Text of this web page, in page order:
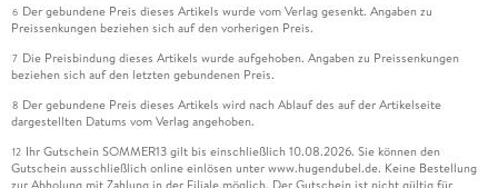
6 Der gebundene Preis dieses Artikels wurde vom Verlag gesenkt. Angaben zu
Preissenkungen beziehen sich auf den vorherigen Preis.
7 Die Preisbindung dieses Artikels wurde aufgehoben. Angaben zu Preissenkungen
beziehen sich auf den letzten gebundenen Preis.
8 Der gebundene Preis dieses Artikels wird nach Ablauf des auf der Artikelseite
dargestellten Datums vom Verlag angehoben.
12 Ihr Gutschein SOMMER13 gilt bis einschließlich 10.08.2026. Sie können den
Gutschein ausschließlich online einlösen unter www.hugendubel.de. Keine Bestellung
zur Abholung mit Zahlung in der Filiale möglich. Der Gutschein ist nicht gültig für